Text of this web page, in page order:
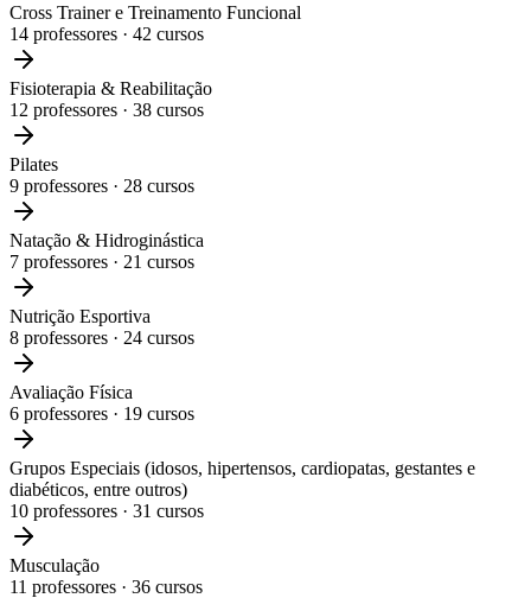
Cross Trainer e Treinamento Funcional
14 professores · 42 cursos
Fisioterapia & Reabilitação
12 professores · 38 cursos
Pilates
9 professores · 28 cursos
Natação & Hidroginástica
7 professores · 21 cursos
Nutrição Esportiva
8 professores · 24 cursos
Avaliação Física
6 professores · 19 cursos
Grupos Especiais (idosos, hipertensos, cardiopatas, gestantes e
diabéticos, entre outros)
10 professores · 31 cursos
Musculação
11 professores · 36 cursos